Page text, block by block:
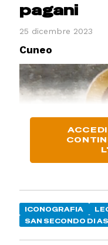
pagani
25 dicembre 2023
Cuneo
ICONOGRAFIA
SAN SECONDO DI